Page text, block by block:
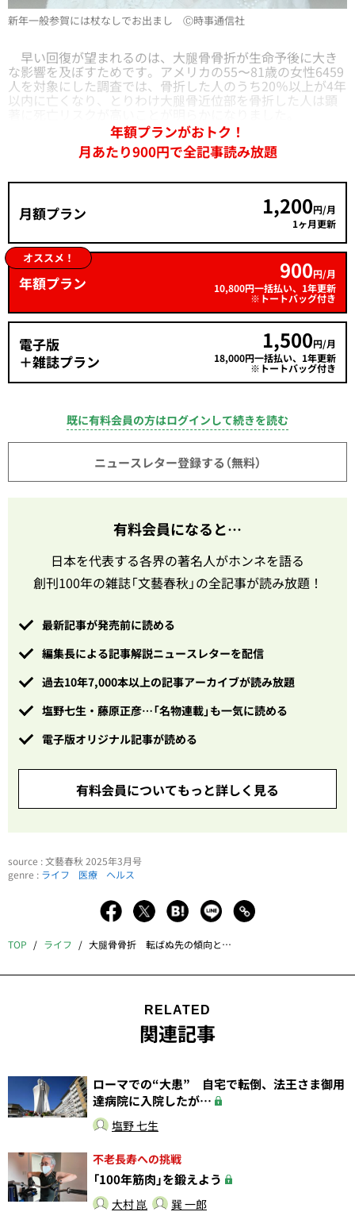
新年一般参賀には杖なしでお出まし Ⓒ時事通信社
早い回復が望まれるのは、大腿骨骨折が生命予後に大き
な影響を及ぼすためです。アメリカの55〜81歳の女性6459
人を対象にした調査では、骨折した人のうち20％以上が4年
以内に亡くなり、とりわけ大腿骨近位部を骨折した人は顕
年額プランがおトク！
月あたり900円で全記事読み放題
月額プラン 1,200円/月
1ヶ月更新
オススメ！
年額プラン 900円/月
10,800円一括払い、1年更新
※トートバッグ付き
電子版
＋雑誌プラン
1,500円/月
18,000円一括払い、1年更新
※トートバッグ付き
既に有料会員の方はログインして続きを読む
ニュースレター登録する（無料）
有料会員になると…
日本を代表する各界の著名人がホンネを語る
創刊100年の雑誌「文藝春秋」の全記事が読み放題！
最新記事が発売前に読める
編集長による記事解説ニュースレターを配信
過去10年7,000本以上の記事アーカイブが読み放題
塩野七生・藤原正彦…「名物連載」も一気に読める
電子版オリジナル記事が読める
有料会員についてもっと詳しく見る
source : 文藝春秋 2025年3月号
genre : ライフ 医療 ヘルス
TOP ライフ 大腿骨骨折 転ばぬ先の傾向と対策
RELATED
関連記事
ローマでの“大患” 自宅で転倒、法王さま御用
達病院に入院したが…
塩野 七生
不老長寿への挑戦
「100年筋肉」を鍛えよう
大村 崑 巽 一郎